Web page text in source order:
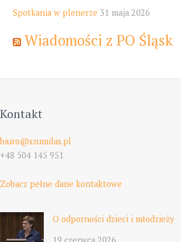
Spotkania w plenerze 31 maja 2026
Wiadomości z PO Śląsk
Kontakt
biuro@szumilas.pl
+48 504 145 951
Zobacz pełne dane kontaktowe
O odporności dzieci i młodzieży